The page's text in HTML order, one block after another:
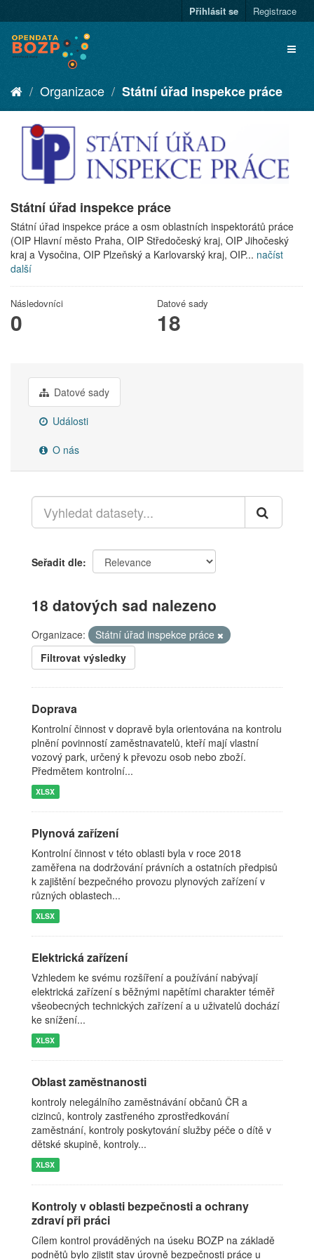
Přihlásit se Registrace
Organizace Státní úřad inspekce práce
Státní úřad inspekce práce
Státní úřad inspekce práce a osm oblastních inspektorátů práce
(OIP Hlavní město Praha, OIP Středočeský kraj, OIP Jihočeský
kraj a Vysočina, OIP Plzeňský a Karlovarský kraj, OIP... načíst
další
Následovníci
0
Datové sady
18
Datové sady
Události
O nás
Seřadit dle
18 datových sad nalezeno
Organizace:
Státní úřad inspekce práce
Filtrovat výsledky
Doprava
Kontrolní činnost v dopravě byla orientována na kontrolu
plnění povinností zaměstnavatelů, kteří mají vlastní
vozový park, určený k převozu osob nebo zboží.
Předmětem kontrolní...
XLSX
Plynová zařízení
Kontrolní činnost v této oblasti byla v roce 2018
zaměřena na dodržování právních a ostatních předpisů
k zajištění bezpečného provozu plynových zařízení v
různých oblastech...
XLSX
Elektrická zařízení
Vzhledem ke svému rozšíření a používání nabývají
elektrická zařízení s běžnými napětími charakter téměř
všeobecných technických zařízení a u uživatelů dochází
ke snížení...
XLSX
Oblast zaměstnanosti
kontroly nelegálního zaměstnávání občanů ČR a
cizinců, kontroly zastřeného zprostředkování
zaměstnání, kontroly poskytování služby péče o dítě v
dětské skupině, kontroly...
XLSX
Kontroly v oblasti bezpečnosti a ochrany
zdraví při práci
Cílem kontrol prováděných na úseku BOZP na základě
podnětů bylo zjistit stav úrovně bezpečnosti práce u